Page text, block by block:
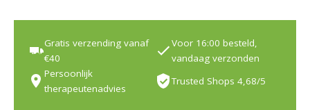
Gratis verzending vanaf
€40
Voor 16:00 besteld,
vandaag verzonden
Persoonlijk
therapeutenadvies
Trusted Shops 4,68/5